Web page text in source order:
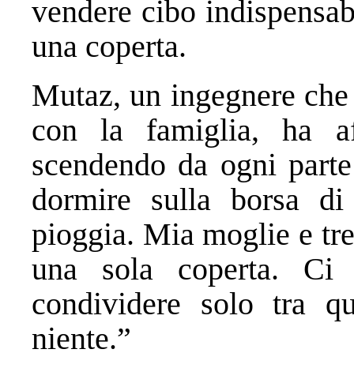
vendere cibo
una coperta.
Mutaz, un ingegnere
con la famiglia, ha
scendendo da ogni
dormire sulla borsa
pioggia. Mia moglie e
una sola coperta. Ci
condividere solo tra
niente.”